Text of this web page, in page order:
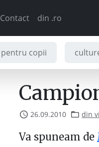
Contact din .ro
pentru copii
26.09.2010 din
Va spuneam de